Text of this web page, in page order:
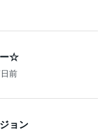
ー☆
前
ョン